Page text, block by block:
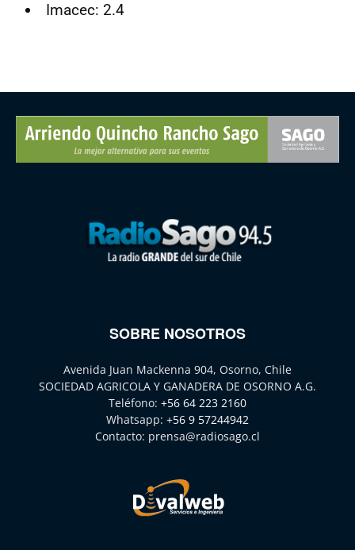
Imacec: 2.4
SOBRE NOSOTROS
Avenida Juan Mackenna 904, Osorno, Chile
SOCIEDAD AGRICOLA Y GANADERA DE OSORNO A.G.
Teléfono: +56 64 223 2160
Whatsapp: +56 9 57244942
Contacto: prensa@radiosago.cl